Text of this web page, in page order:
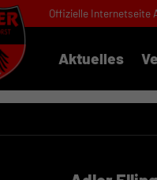
Offizielle Internetseite
Aktuelles